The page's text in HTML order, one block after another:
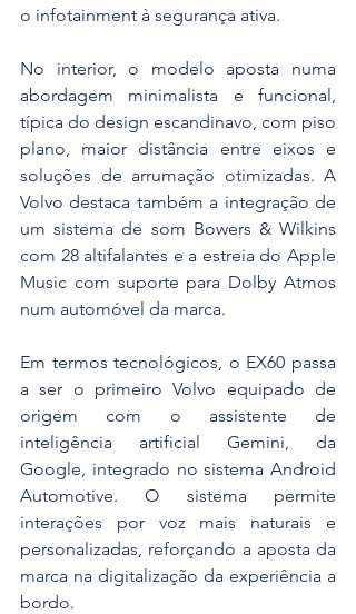
o infotainment à segurança ativa.
No interior, o modelo aposta numa
abordagem minimalista e funcional,
típica do design escandinavo, com piso
plano, maior distância entre eixos e
soluções de arrumação otimizadas. A
Volvo destaca também a integração de
um sistema de som Bowers & Wilkins
com 28 altifalantes e a estreia do Apple
Music com suporte para Dolby Atmos
num automóvel da marca.
Em termos tecnológicos, o EX60 passa
a ser o primeiro Volvo equipado de
origem com o assistente de
inteligência artificial Gemini, da
Google, integrado no sistema Android
Automotive. O sistema permite
interações por voz mais naturais e
personalizadas, reforçando a aposta da
marca na digitalização da experiência a
bordo.